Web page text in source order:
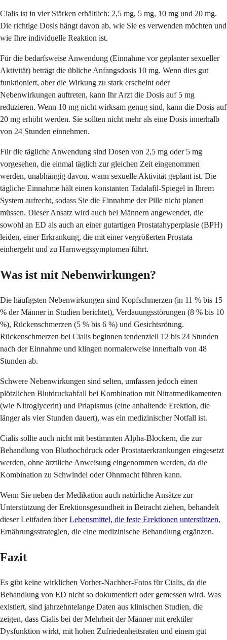
Cialis ist in vier Stärken erhältlich: 2,5 mg, 5 mg, 10 mg und 20 mg.
Die richtige Dosis hängt davon ab, wie Sie es verwenden möchten und
wie Ihre individuelle Reaktion ist.
Für die bedarfsweise Anwendung (Einnahme vor geplanter sexueller
Aktivität) beträgt die übliche Anfangsdosis 10 mg. Wenn dies gut
funktioniert, aber die Wirkung zu stark erscheint oder
Nebenwirkungen auftreten, kann Ihr Arzt die Dosis auf 5 mg
reduzieren. Wenn 10 mg nicht wirksam genug sind, kann die Dosis auf
20 mg erhöht werden. Sie sollten nicht mehr als eine Dosis innerhalb
von 24 Stunden einnehmen.
Für die tägliche Anwendung sind Dosen von 2,5 mg oder 5 mg
vorgesehen, die einmal täglich zur gleichen Zeit eingenommen
werden, unabhängig davon, wann sexuelle Aktivität geplant ist. Die
tägliche Einnahme hält einen konstanten Tadalafil-Spiegel in Ihrem
System aufrecht, sodass Sie die Einnahme der Pille nicht planen
müssen. Dieser Ansatz wird auch bei Männern angewendet, die
sowohl an ED als auch an einer gutartigen Prostatahyperplasie (BPH)
leiden, einer Erkrankung, die mit einer vergrößerten Prostata
einhergeht und zu Harnwegssymptomen führt.
Was ist mit Nebenwirkungen?
Die häufigsten Nebenwirkungen sind Kopfschmerzen (in 11 % bis 15
% der Männer in Studien berichtet), Verdauungsstörungen (8 % bis 10
%), Rückenschmerzen (5 % bis 6 %) und Gesichtsrötung.
Rückenschmerzen bei Cialis beginnen tendenziell 12 bis 24 Stunden
nach der Einnahme und klingen normalerweise innerhalb von 48
Stunden ab.
Schwere Nebenwirkungen sind selten, umfassen jedoch einen
plötzlichen Blutdruckabfall bei Kombination mit Nitratmedikamenten
(wie Nitroglycerin) und Priapismus (eine anhaltende Erektion, die
länger als vier Stunden dauert), was ein medizinischer Notfall ist.
Cialis sollte auch nicht mit bestimmten Alpha-Blockern, die zur
Behandlung von Bluthochdruck oder Prostataerkrankungen eingesetzt
werden, ohne ärztliche Anweisung eingenommen werden, da die
Kombination zu Schwindel oder Ohnmacht führen kann.
Wenn Sie neben der Medikation auch natürliche Ansätze zur
Unterstützung der Erektionsgesundheit in Betracht ziehen, behandelt
dieser Leitfaden überLebensmittel, die feste Erektionen unterstützen,
Ernährungsstrategien, die eine medizinische Behandlung ergänzen.
Fazit
Es gibt keine wirklichen Vorher-Nachher-Fotos für Cialis, da die
Behandlung von ED nicht so dokumentiert oder gemessen wird. Was
existiert, sind jahrzehntelange Daten aus klinischen Studien, die
zeigen, dass Cialis bei der Mehrheit der Männer mit erektiler
Dysfunktion wirkt, mit hohen Zufriedenheitsraten und einem gut